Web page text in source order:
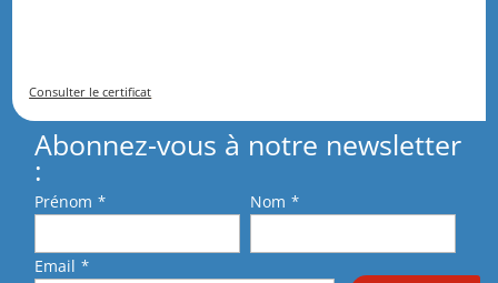
Consulter le certificat
Abonnez-vous à notre newsletter
:
Prénom * Nom *
Email *